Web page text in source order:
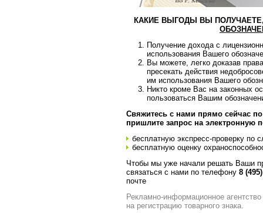
КАКИЕ ВЫГОДЫ ВЫ
Получение дохода с
использования Вашего
Вы можете, легко доказав
пресекать действия
им использования Вашего
Никто кроме Вас на законных
пользоваться Вашим
Свяжитесь с нами прямо сейчас
пришлите запрос на электронную
бесплатную экспресс-проверку по
бесплатную оценку
Чтобы мы уже начали решать Ваши
связаться с нами по телефону 8
почте
Рекламно-информационное
на регистрацию товарного знака.